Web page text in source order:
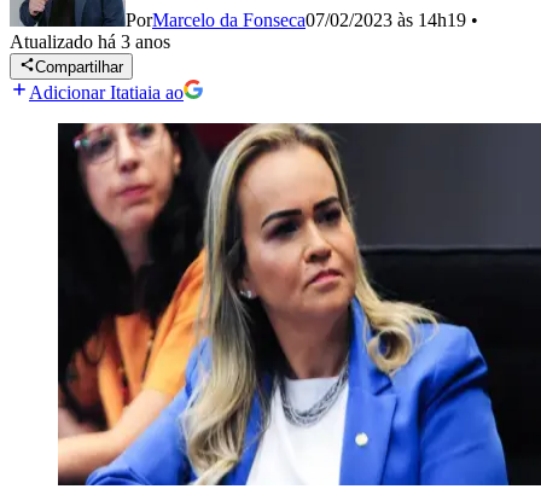
PorMarcelo da Fonseca07/02/2023 às 14h19 •
Atualizado há 3 anos
Compartilhar
Adicionar Itatiaia ao